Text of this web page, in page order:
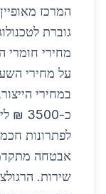
המרכז
גוברת
מחירי חומרי
במחירי
כ-
לפתרונות
אבטחה
שירות.